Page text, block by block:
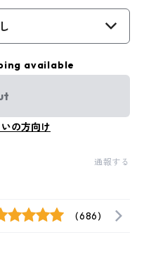
available
の方向け
通報する
(686)